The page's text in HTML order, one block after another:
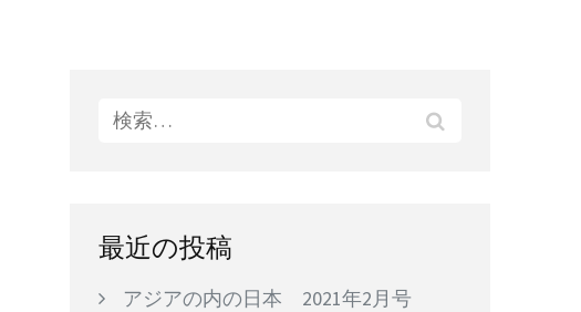
検
最近の投稿
アジアの内の日本 2021年2月号